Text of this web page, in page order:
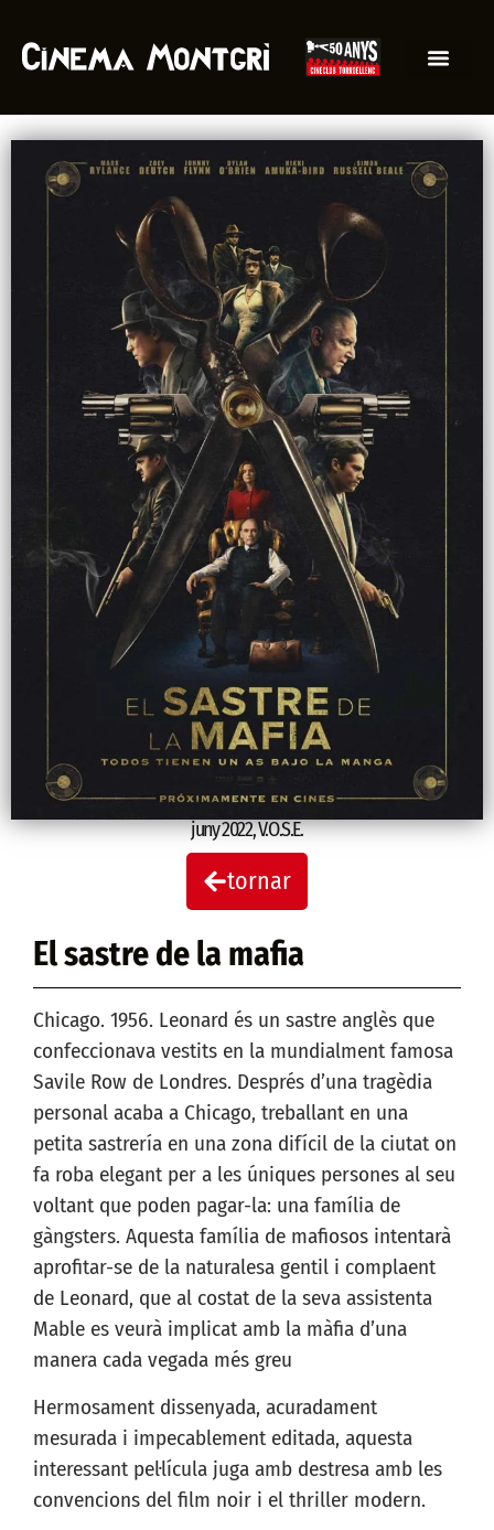
juny 2022,V.O.S.E.
tornar
El sastre de la mafia
Chicago. 1956. Leonard és un sastre anglès que
confeccionava vestits en la mundialment famosa
Savile Row de Londres. Després d’una tragèdia
personal acaba a Chicago, treballant en una
petita sastrería en una zona difícil de la ciutat on
fa roba elegant per a les úniques persones al seu
voltant que poden pagar-la: una família de
gàngsters. Aquesta família de mafiosos intentarà
aprofitar-se de la naturalesa gentil i complaent
de Leonard, que al costat de la seva assistenta
Mable es veurà implicat amb la màfia d’una
manera cada vegada més greu
Hermosament dissenyada, acuradament
mesurada i impecablement editada, aquesta
interessant pel·lícula juga amb destresa amb les
convencions del film noir i el thriller modern.